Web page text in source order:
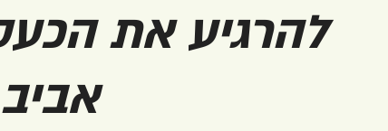
להרגיע את
אביב